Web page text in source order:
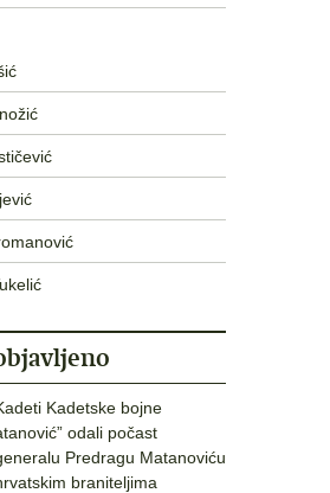
Kadetske bojne
odali počast
Predragu Matanoviću
braniteljima